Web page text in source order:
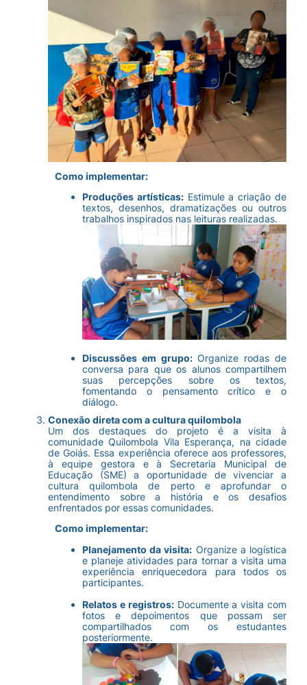
Como implementar:
Produções artísticas:Estimule a criação de
textos, desenhos, dramatizações ou outros
trabalhos inspirados nas leituras realizadas.
Discussões em grupo:Organize rodas de
conversa para que os alunos compartilhem
suas percepções sobre os textos,
fomentando o pensamento crítico e o
diálogo.
Conexão direta com a cultura quilombola
Um dos destaques do projeto é a visita à
comunidade Quilombola Vila Esperança, na cidade
de Goiás. Essa experiência oferece aos professores,
à equipe gestora e à Secretaria Municipal de
Educação (SME) a oportunidade de vivenciar a
cultura quilombola de perto e aprofundar o
entendimento sobre a história e os desafios
enfrentados por essas comunidades.
Como implementar:
Planejamento da visita: Organize a logística
e planeje atividades para tornar a visita uma
experiência enriquecedora para todos os
participantes.
Relatos e registros:Documente a visita com
fotos e depoimentos que possam ser
compartilhados com os estudantes
posteriormente.